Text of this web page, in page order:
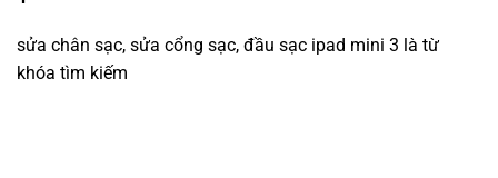
sửa chân sạc, sửa cổng sạc, đầu sạc ipad mini 3 là từ
khóa tìm kiếm